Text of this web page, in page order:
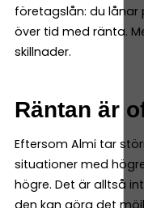
företagslån: du
över tid med ränta.
skillnader.
Räntan är
Eftersom Almi tar
situationer med
högre. Det är alltså
den kan göra det